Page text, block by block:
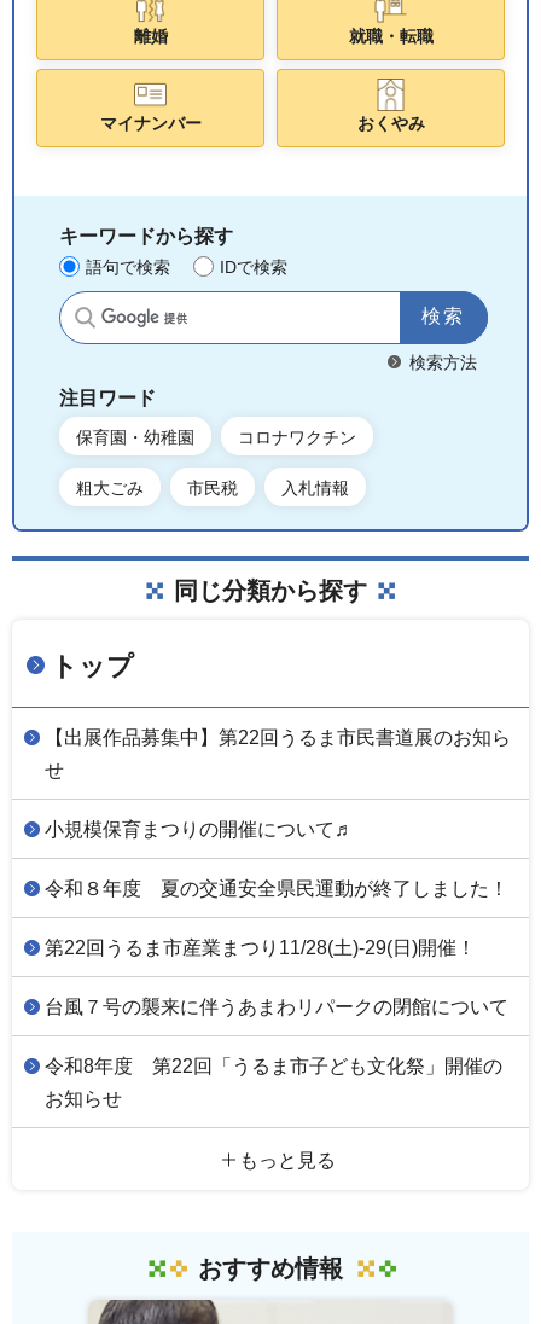
離婚 就職・転職
マイナンバー おくやみ
キーワードから探す
語句で検索 IDで検索
サイト内検索
検索方法
注目ワード
保育園・幼稚園 コロナワクチン
粗大ごみ 市民税 入札情報
同じ分類から探す
トップ
【出展作品募集中】第22回うるま市民書道展のお知ら
せ
小規模保育まつりの開催について♬
令和８年度 夏の交通安全県民運動が終了しました！
第22回うるま市産業まつり11/28(土)-29(日)開催！
台風７号の襲来に伴うあまわリパークの閉館について
令和8年度 第22回「うるま市子ども文化祭」開催の
お知らせ
もっと見る
おすすめ情報